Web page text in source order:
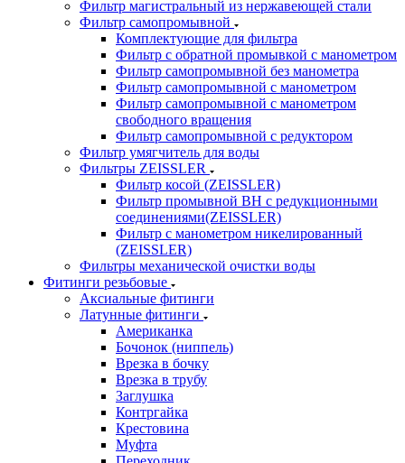
Фильтр магистральный из нержавеющей стали
Фильтр самопромывной
Комплектующие для фильтра
Фильтр с обратной промывкой c манометром
Фильтр самопромывной без манометра
Фильтр самопромывной с манометром
Фильтр самопромывной с манометром
свободного вращения
Фильтр самопромывной с редуктором
Фильтр умягчитель для воды
Фильтры ZEISSLER
Фильтр косой (ZEISSLER)
Фильтр промывной ВН с редукционными
соединениями(ZEISSLER)
Фильтр с манометром никелированный
(ZEISSLER)
Фильтры механической очистки воды
Фитинги резьбовые
Аксиальные фитинги
Латунные фитинги
Американка
Бочонок (ниппель)
Врезка в бочку
Врезка в трубу
Заглушка
Контргайка
Крестовина
Муфта